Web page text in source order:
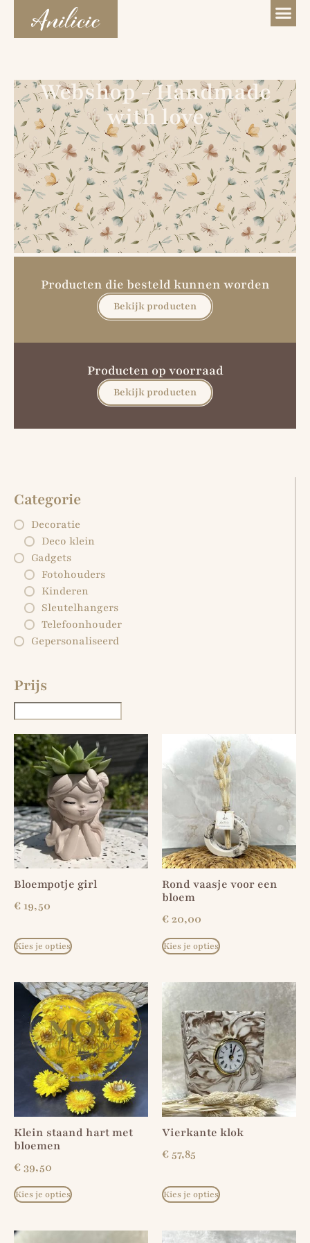
Webshop - Handmade
with love
Producten die besteld kunnen worden
Bekijk producten
Producten op voorraad
Bekijk producten
Categorie
Decoratie
Deco klein
Gadgets
Fotohouders
Kinderen
Sleutelhangers
Telefoonhouder
Gepersonaliseerd
Prijs
Bloempotje girl
€ 19,50
Kies je opties
Rond vaasje voor een
bloem
€20,00
Kies je opties
Klein staand hart met
bloemen
€39,50
Kies je opties
Vierkante klok
€57,85
Kies je opties